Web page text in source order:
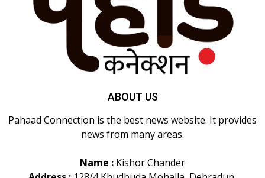
ABOUT US
Pahaad Connection is the best news website. It provides
news from many areas.
Name : Kishor Chander